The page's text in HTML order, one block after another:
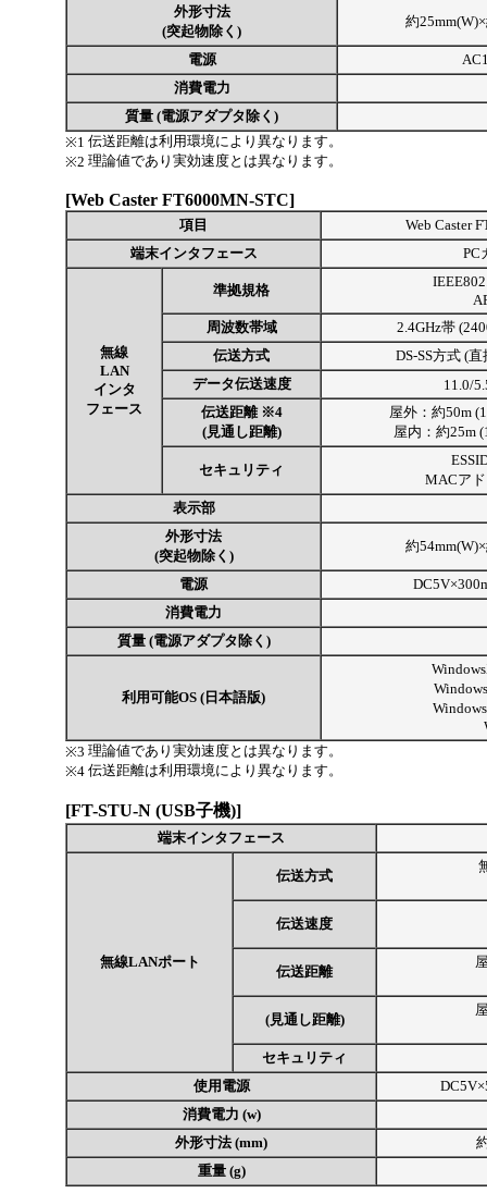
外形寸法
(突起物除く)
約
電源
消費電力
質量 (電源アダプタ除く)
※1 伝送距離は利用環境により異なります。
※2 理論値であり実効速度とは異なります。
[Web Caster FT6000MN-STC]
項目
Web Caster
端末インタフェース
PC
無線
LAN
インタ
フェース
準拠規格
周波数帯域
2.4GHz帯
伝送方式
DS-SS方式 (
データ伝送速度
11.0/
伝送距離 ※4
(見通し距離)
屋外：約50m
屋内：約25m
セキュリティ
MACア
表示部
外形寸法
(突起物除く)
約
電源
消費電力
質量 (電源アダプタ除く)
利用可能OS (日本語版)
※3 理論値であり実効速度とは異なります。
※4 伝送距離は利用環境により異なります。
[FT-STU-N (USB子機)]
端末インタフェース
無線LANポート
伝送方式
伝送速度
伝送距離
(見通し距離)
セキュリティ
使用電源
消費電力 (w)
外形寸法 (mm)
重量 (g)